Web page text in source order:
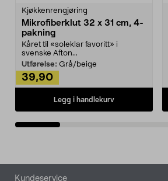
Kjøkkenrengjøring
Mikrofiberklut 32 x 31 cm, 4-
pakning
Kåret til «soleklar favoritt» i
svenske Afton...
Utførelse: Grå/beige
39,90
Legg i handlekurv
Bunntekst
Kundeservice